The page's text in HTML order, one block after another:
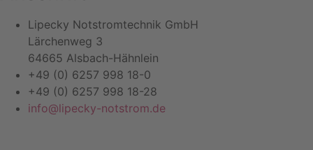
Lipecky Notstromtechnik GmbH
Lärchenweg 3
64665 Alsbach-Hähnlein
+49 (0) 6257 998 18-0
+49 (0) 6257 998 18-28
info@lipecky-notstrom.de